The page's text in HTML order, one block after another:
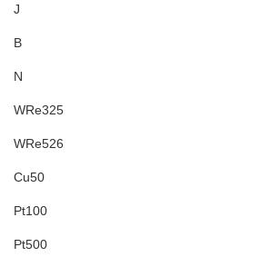
J
B
N
WRe325
WRe526
Cu50
Pt100
Pt500